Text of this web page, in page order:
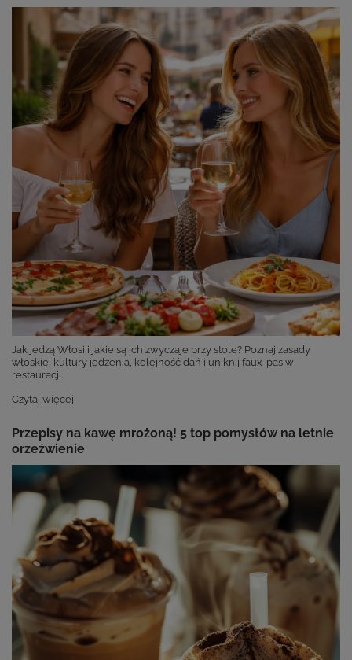
Jak jedzą Włosi i jakie są ich zwyczaje przy stole? Poznaj zasady
włoskiej kultury jedzenia, kolejność dań i uniknij faux-pas w
restauracji.
Czytaj więcej
Przepisy na kawę mrożoną! 5 top pomysłów na letnie
orzeźwienie